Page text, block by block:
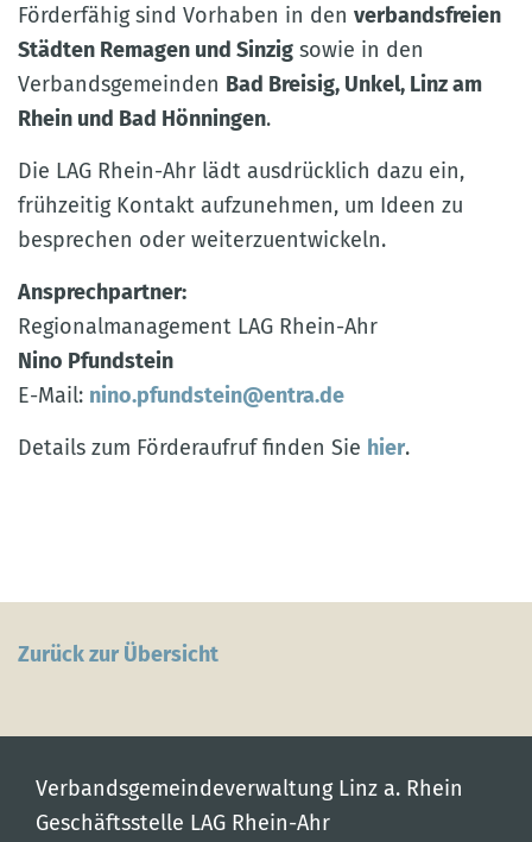
Förderfähig sind Vorhaben in den verbandsfreien
Städten Remagen und Sinzig sowie in den
Verbandsgemeinden Bad Breisig, Unkel, Linz am
Rhein und Bad Hönningen.
Die LAG Rhein-Ahr lädt ausdrücklich dazu ein,
frühzeitig Kontakt aufzunehmen, um Ideen zu
besprechen oder weiterzuentwickeln.
Ansprechpartner:
Regionalmanagement LAG Rhein-Ahr
Nino Pfundstein
E-Mail: nino.pfundstein@entra.de
Details zum Förderaufruf finden Sie hier.
Zurück zur Übersicht
Verbandsgemeindeverwaltung Linz a. Rhein
Geschäftsstelle LAG Rhein-Ahr